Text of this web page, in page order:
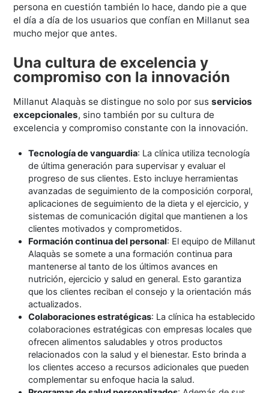
persona en cuestión también lo hace, dando pie a que
el día a día de los usuarios que confían en Millanut sea
mucho mejor que antes.
Una cultura de excelencia y
compromiso con la innovación
Millanut Alaquàs se distingue no solo por susservicios
excepcionales, sino también por su cultura de
excelencia y compromiso constante con la innovación.
Tecnología de vanguardia: La clínica utiliza tecnología
de última generación para supervisar y evaluar el
progreso de sus clientes. Esto incluye herramientas
avanzadas de seguimiento de la composición corporal,
aplicaciones de seguimiento de la dieta y el ejercicio, y
sistemas de comunicación digital que mantienen a los
clientes motivados y comprometidos.
Formación continua del personal: El equipo de Millanut
Alaquàs se somete a una formación continua para
mantenerse al tanto de los últimos avances en
nutrición, ejercicio y salud en general. Esto garantiza
que los clientes reciban el consejo y la orientación más
actualizados.
Colaboraciones estratégicas: La clínica ha establecido
colaboraciones estratégicas con empresas locales que
ofrecen alimentos saludables y otros productos
relacionados con la salud y el bienestar. Esto brinda a
los clientes acceso a recursos adicionales que pueden
complementar su enfoque hacia la salud.